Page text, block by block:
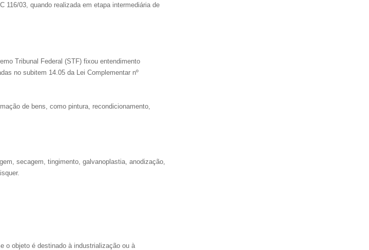
03, quando realizada em etapa intermediária de
Tribunal Federal (STF) fixou entendimento
no subitem 14.05 da Lei Complementar nº
de bens, como pintura, recondicionamento,
secagem, tingimento, galvanoplastia, anodização,
o objeto é destinado à industrialização ou à